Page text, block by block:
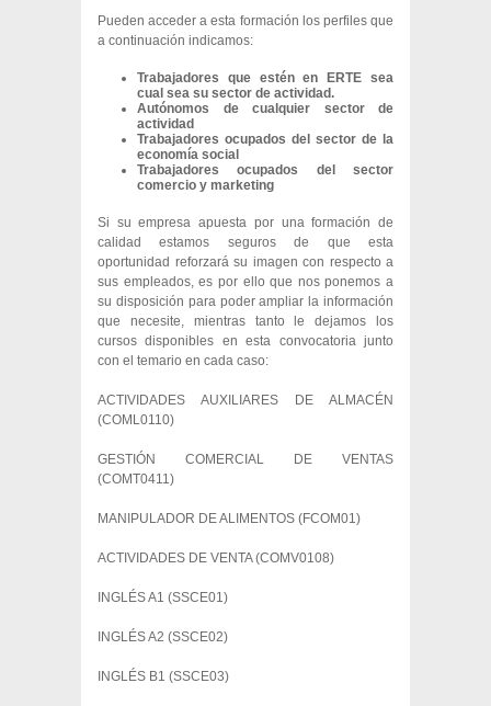
Pueden acceder a esta formación los perfiles que
a continuación indicamos:
Trabajadores que estén en ERTE sea
cual sea su sector de actividad.
Autónomos de cualquier sector de
actividad
Trabajadores ocupados del sector de la
economía social
Trabajadores ocupados del sector
comercio y marketing
Si su empresa apuesta por una formación de
calidad estamos seguros de que esta
oportunidad reforzará su imagen con respecto a
sus empleados, es por ello que nos ponemos a
su disposición para poder ampliar la información
que necesite, mientras tanto le dejamos los
cursos disponibles en esta convocatoria junto
con el temario en cada caso:
ACTIVIDADES AUXILIARES DE ALMACÉN
(COML0110)
GESTIÓN COMERCIAL DE VENTAS
(COMT0411)
MANIPULADOR DE ALIMENTOS (FCOM01)
ACTIVIDADES DE VENTA (COMV0108)
INGLÉS A1 (SSCE01)
INGLÉS A2 (SSCE02)
INGLÉS B1 (SSCE03)